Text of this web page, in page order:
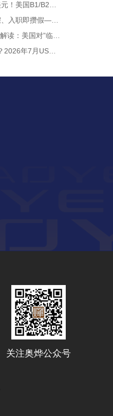
关注奥烨公众号